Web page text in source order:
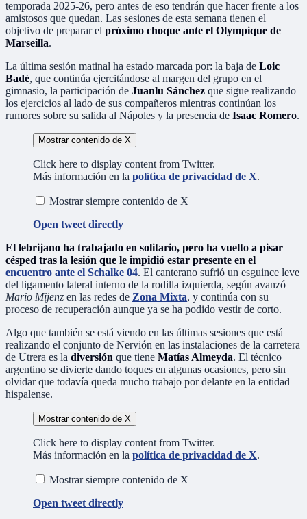
temporada 2025-26, pero antes de eso tendrán que hacer frente a los
amistosos que quedan. Las sesiones de esta semana tienen el
objetivo de preparar el próximo choque ante el Olympique de
Marseilla.
La última sesión matinal ha estado marcada por: la baja de Loic
Badé, que continúa ejercitándose al margen del grupo en el
gimnasio, la participación de Juanlu Sánchez que sigue realizando
los ejercicios al lado de sus compañeros mientras continúan los
rumores sobre su salida al Nápoles y la presencia de Isaac Romero.
Mostrar contenido de X
Click here to display content from Twitter.
Más información en la política de privacidad de X.
Mostrar siempre contenido de X
Open tweet directly
El lebrijano ha trabajado en solitario, pero ha vuelto a pisar
césped tras la lesión que le impidió estar presente en el
encuentro ante el Schalke 04. El canterano sufrió un esguince leve
del ligamento lateral interno de la rodilla izquierda, según avanzó
Mario Mijenz en las redes de Zona Mixta, y continúa con su
proceso de recuperación aunque ya se ha podido vestir de corto.
Algo que también se está viendo en las últimas sesiones que está
realizando el conjunto de Nervión en las instalaciones de la carretera
de Utrera es la diversión que tiene Matías Almeyda. El técnico
argentino se divierte dando toques en algunas ocasiones, pero sin
olvidar que todavía queda mucho trabajo por delante en la entidad
hispalense.
Mostrar contenido de X
Click here to display content from Twitter.
Más información en la política de privacidad de X.
Mostrar siempre contenido de X
Open tweet directly